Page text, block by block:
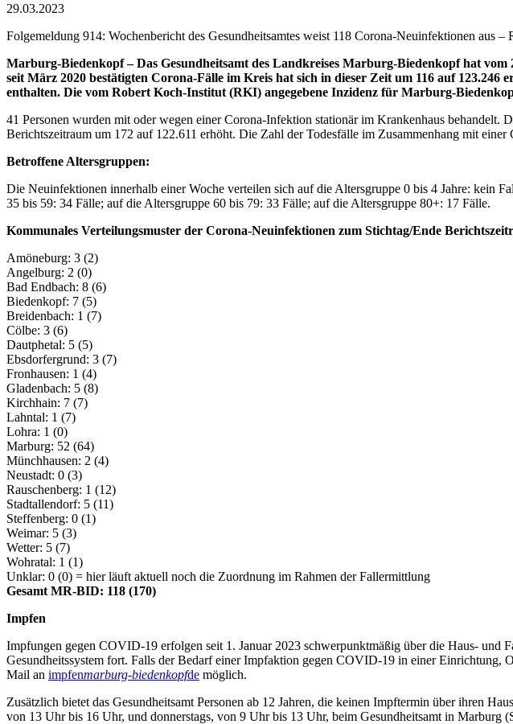
29.03.2023
Folgemeldung 914: Wochenbericht des Gesundheitsamtes weist 118 Corona-Neuinfektionen
Marburg-Biedenkopf – Das Gesundheitsamt des Landkreises Marburg-Biedenkopf hat
seit März 2020 bestätigten Corona-Fälle im Kreis hat sich in dieser Zeit um 116 auf
enthalten. Die vom Robert Koch-Institut (RKI) angegebene Inzidenz für Marburg-
41 Personen wurden mit oder wegen einer Corona-Infektion stationär im Krankenhaus
Berichtszeitraum um 172 auf 122.611 erhöht. Die Zahl der Todesfälle im Zusammenhang mit
Betroffene Altersgruppen:
Die Neuinfektionen innerhalb einer Woche verteilen sich auf die Altersgruppe 0 bis 4 Jahre: kein
35 bis 59: 34 Fälle; auf die Altersgruppe 60 bis 79: 33 Fälle; auf die Altersgruppe 80+: 17 Fälle.
Kommunales Verteilungsmuster der Corona-Neuinfektionen zum Stichtag/Ende
Amöneburg: 3 (2)
Angelburg: 2 (0)
Bad Endbach: 8 (6)
Biedenkopf: 7 (5)
Breidenbach: 1 (7)
Cölbe: 3 (6)
Dautphetal: 5 (5)
Ebsdorfergrund: 3 (7)
Fronhausen: 1 (4)
Gladenbach: 5 (8)
Kirchhain: 7 (7)
Lahntal: 1 (7)
Lohra: 1 (0)
Marburg: 52 (64)
Münchhausen: 2 (4)
Neustadt: 0 (3)
Rauschenberg: 1 (12)
Stadtallendorf: 5 (11)
Steffenberg: 0 (1)
Weimar: 5 (3)
Wetter: 5 (7)
Wohratal: 1 (1)
Unklar: 0 (0) = hier läuft aktuell noch die Zuordnung im Rahmen der Fallermittlung
Gesamt MR-BID: 118 (170)
Impfen
Impfungen gegen COVID-19 erfolgen seit 1. Januar 2023 schwerpunktmäßig über die Haus- und
Gesundheitssystem fort. Falls der Bedarf einer Impfaktion gegen COVID-19 in einer Einrichtung,
Mail an impfenmarburg-biedenkopfde möglich.
Zusätzlich bietet das Gesundheitsamt Personen ab 12 Jahren, die keinen Impftermin über ihren
von 13 Uhr bis 16 Uhr, und donnerstags, von 9 Uhr bis 13 Uhr, beim Gesundheitsamt in